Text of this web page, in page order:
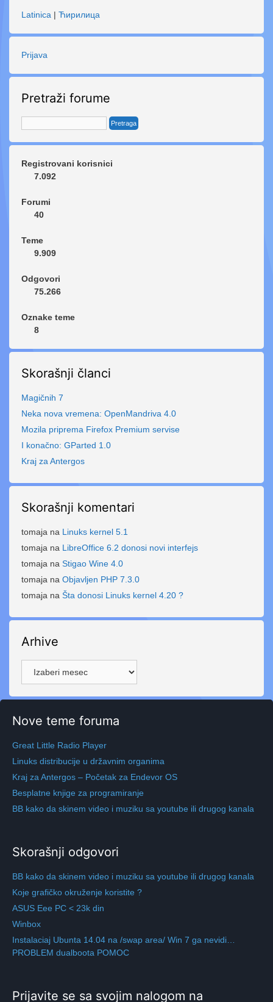
Latinica | Ћирилица
Prijava
Pretraži forume
Registrovani korisnici
7.092
Forumi
40
Teme
9.909
Odgovori
75.266
Oznake teme
8
Skorašnji članci
Magičnih 7
Neka nova vremena: OpenMandriva 4.0
Mozila priprema Firefox Premium servise
I konačno: GParted 1.0
Kraj za Antergos
Skorašnji komentari
tomaja na Linuks kernel 5.1
tomaja na LibreOffice 6.2 donosi novi interfejs
tomaja na Stigao Wine 4.0
tomaja na Objavljen PHP 7.3.0
tomaja na Šta donosi Linuks kernel 4.20 ?
Arhive
Nove teme foruma
Great Little Radio Player
Linuks distribucije u državnim organima
Kraj za Antergos – Početak za Endevor OS
Besplatne knjige za programiranje
BB kako da skinem video i muziku sa youtube ili drugog kanala
Skorašnji odgovori
BB kako da skinem video i muziku sa youtube ili drugog kanala
Koje grafičko okruženje koristite ?
ASUS Eee PC < 23k din
Winbox
Instalaciaj Ubunta 14.04 na /swap area/ Win 7 ga nevidi…
PROBLEM dualboota POMOC
Prijavite se sa svojim nalogom na